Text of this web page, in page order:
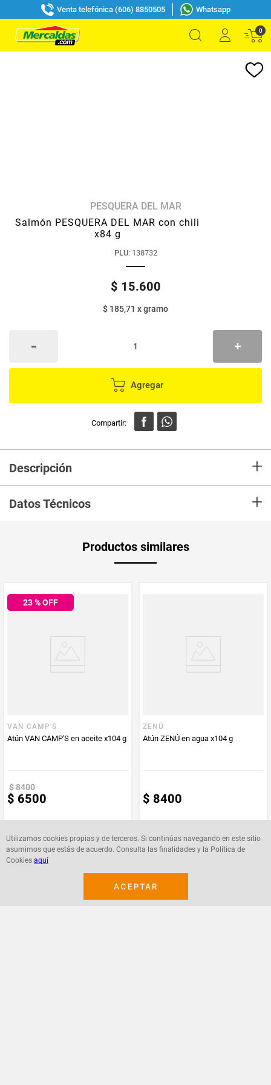
Venta telefónica (606) 8850505 Whatsapp
0
Utilizamos cookies propias y de terceros. Si continúas navegando en este sitio
asumimos que estás de acuerdo. Consulta las finalidades y la Política de
Cookies aquí
ACEPTAR
PESQUERA DEL MAR
Salmón PESQUERA DEL MAR con chili
x84 g
PLU: 138732
$ 15.600
$ 185,71 xgramo
Agregar
Descripción +
Ideal para quienes disfrutan de sabores intensos
Perfecto para tacos, arroz jazmín o galletas saladas
Presentado en lata para una conservación óptima.
: Añade a tu ensalada de aguacate y tomate para un
toque delicioso y saludable.
Datos Técnicos +
Peso Neto
PUM - Unidad
de Medida
Productos similares
23% OFF
VAN CAMP'S
Atún VAN CAMP'S en aceite x104 g
$8400
$ 6500
ZENÚ
Atún ZENÚ en agua x104 g
$ 8400